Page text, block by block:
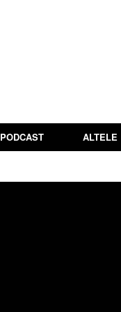
PODCAST ALTELE